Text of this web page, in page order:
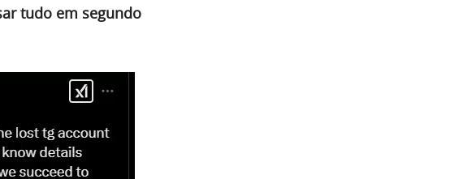
tudo em segundo